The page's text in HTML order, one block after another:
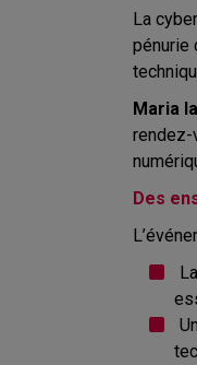
La
pénurie
Maria
rendez-
Des